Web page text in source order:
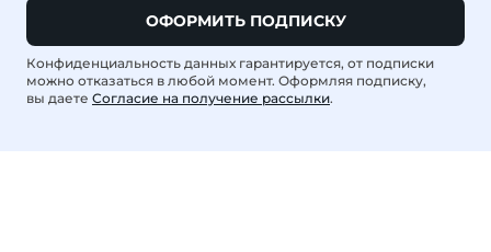
ОФОРМИТЬ ПОДПИСКУ
Конфиденциальность данных гарантируется, от подписки
можно отказаться в любой момент. Оформляя подписку,
вы даете Согласие на получение рассылки.